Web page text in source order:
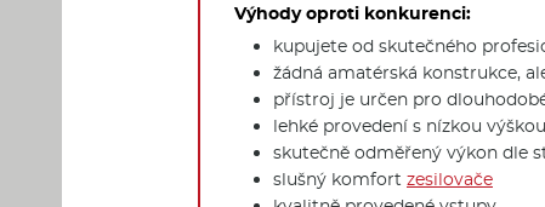
Výhody oproti konkurenci:
kupujete od skutečného
žádná amatérská konstrukce,
přístroj je určen pro
lehké provedení s nízkou
skutečně odměřený výkon dle
slušný komfort zesilovače